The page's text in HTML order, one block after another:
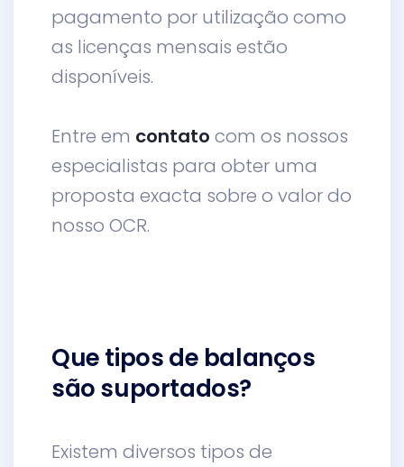
pagamento por utilização como
as licenças mensais estão
disponíveis.
Entre em contato com os nossos
especialistas para obter uma
proposta exacta sobre o valor do
nosso OCR.
Que tipos de balanços
são suportados?
Existem diversos tipos de